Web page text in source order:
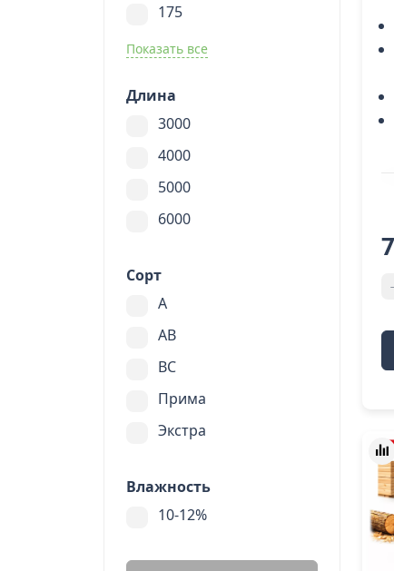
175
Показать все
Длина
3000
4000
5000
6000
Сорт
A
AB
BC
Прима
Экстра
Влажность
10-12%